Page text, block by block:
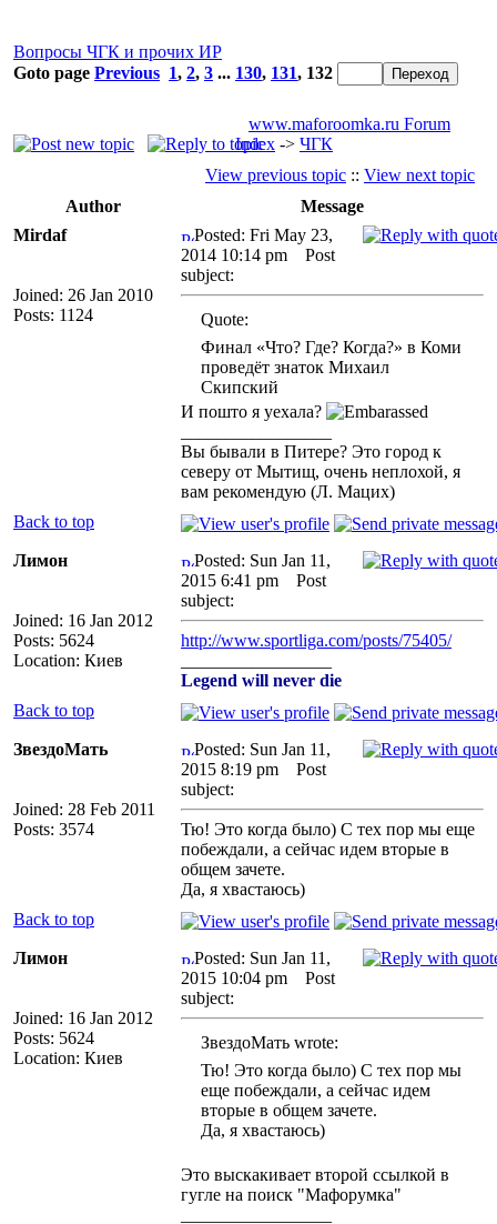
Вопросы ЧГК и прочих ИР
Goto page Previous 1, 2, 3 ... 130, 131, 132
www.maforoomka.ru Forum
Index -> ЧГК
View previous topic :: View next topic
Author
Message
Mirdaf
Joined: 26 Jan 2010
Posts: 1124
Posted: Fri May 23,
2014 10:14 pm
Post
subject:
Quote:
Финал «Что? Где? Когда?» в Коми
проведёт знаток Михаил
Скипский
И пошто я уехала?
Вы бывали в Питере? Это город к
северу от Мытищ, очень неплохой, я
вам рекомендую (Л. Мацих)
Back to top
Лимон
Joined: 16 Jan 2012
Posts: 5624
Location: Киев
Posted: Sun Jan 11,
2015 6:41 pm
Post
subject:
http://www.sportliga.com/posts/75405/
Legend will never die
Back to top
ЗвездоМать
Joined: 28 Feb 2011
Posts: 3574
Posted: Sun Jan 11,
2015 8:19 pm
Post
subject:
Тю! Это когда было) С тех пор мы еще
побеждали, а сейчас идем вторые в
общем зачете.
Да, я хвастаюсь)
Back to top
Лимон
Joined: 16 Jan 2012
Posts: 5624
Location: Киев
Posted: Sun Jan 11,
2015 10:04 pm
Post
subject:
ЗвездоМать wrote:
Тю! Это когда было) С тех пор мы
еще побеждали, а сейчас идем
вторые в общем зачете.
Да, я хвастаюсь)
Это выскакивает второй ссылкой в
гугле на поиск "Мафорумка"